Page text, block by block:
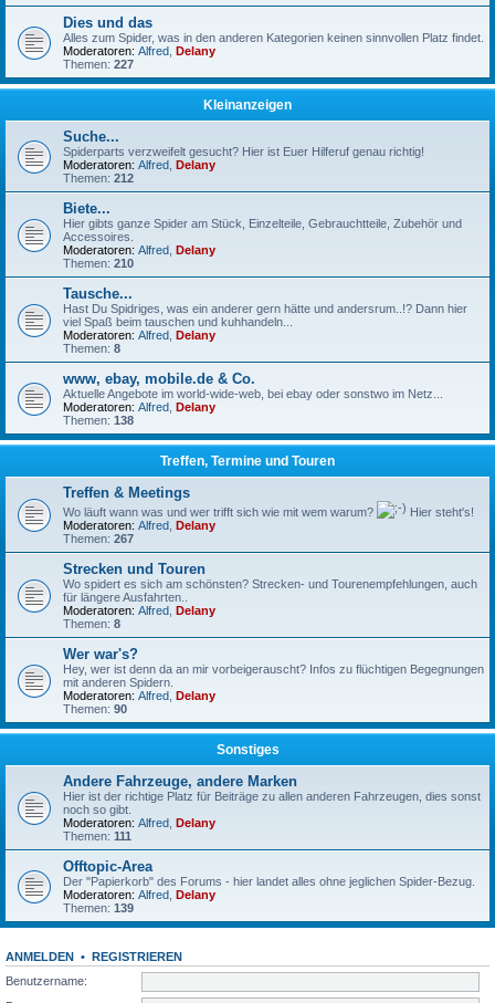
Dies und das
Alles zum Spider, was in den anderen Kategorien keinen sinnvollen Platz findet.
Moderatoren: Alfred Delany
Themen: 227
Kleinanzeigen
Suche...
Spiderparts verzweifelt gesucht? Hier ist Euer Hilferuf genau richtig!
Moderatoren: Alfred Delany
Themen: 212
Biete...
Hier gibts ganze Spider am Stück, Einzelteile, Gebrauchtteile, Zubehör und
Accessoires.
Moderatoren: Alfred Delany
Themen: 210
Tausche...
Hast Du Spidriges, was ein anderer gern hätte und andersrum..!? Dann hier
viel Spaß beim tauschen und kuhhandeln...
Moderatoren: Alfred Delany
Themen: 8
www, ebay, mobile.de & Co.
Aktuelle Angebote im world-wide-web, bei ebay oder sonstwo im Netz...
Moderatoren: Alfred Delany
Themen: 138
Treffen, Termine und Touren
Treffen & Meetings
Wo läuft wann was und wer trifft sich wie mit wem warum?
Hier steht's!
Moderatoren: Alfred Delany
Themen: 267
Strecken und Touren
Wo spidert es sich am schönsten? Strecken- und Tourenempfehlungen, auch
für längere Ausfahrten..
Moderatoren: Alfred Delany
Themen: 8
Wer war's?
Hey, wer ist denn da an mir vorbeigerauscht? Infos zu flüchtigen Begegnungen
mit anderen Spidern.
Moderatoren: Alfred Delany
Themen: 90
Sonstiges
Andere Fahrzeuge, andere Marken
Hier ist der richtige Platz für Beiträge zu allen anderen Fahrzeugen, dies sonst
noch so gibt.
Moderatoren: Alfred Delany
Themen: 111
Offtopic-Area
Der "Papierkorb" des Forums - hier landet alles ohne jeglichen Spider-Bezug.
Moderatoren: Alfred Delany
Themen: 139
ANMELDEN • REGISTRIEREN
Benutzername: